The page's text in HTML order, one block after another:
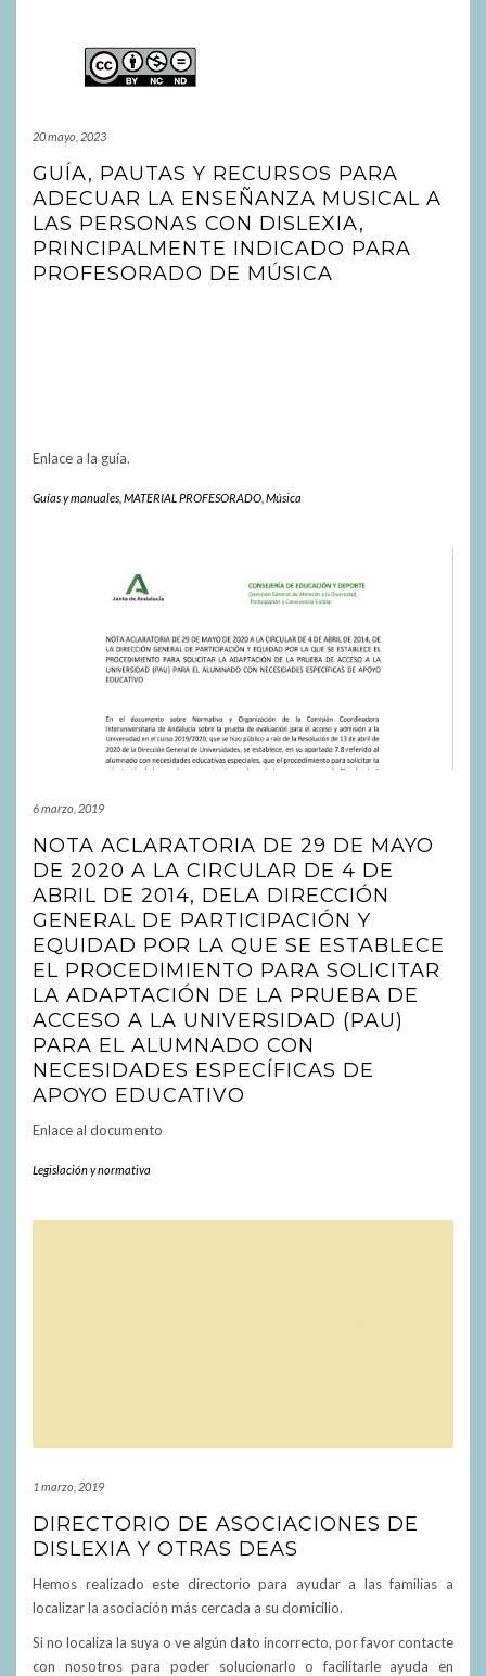
20 mayo, 2023
GUÍA, PAUTAS Y RECURSOS PARA
ADECUAR LA ENSEÑANZA MUSICAL A
LAS PERSONAS CON DISLEXIA,
PRINCIPALMENTE INDICADO PARA
PROFESORADO DE MÚSICA
Enlace a la guía.
Guías y manuales MATERIAL PROFESORADO Música
6 marzo, 2019
NOTA ACLARATORIA DE 29 DE MAYO
DE 2020 A LA CIRCULAR DE 4 DE
ABRIL DE 2014, DELA DIRECCIÓN
GENERAL DE PARTICIPACIÓN Y
EQUIDAD POR LA QUE SE ESTABLECE
EL PROCEDIMIENTO PARA SOLICITAR
LA ADAPTACIÓN DE LA PRUEBA DE
ACCESO A LA UNIVERSIDAD (PAU)
PARA EL ALUMNADO CON
NECESIDADES ESPECÍFICAS DE
APOYO EDUCATIVO
Enlace al documento
Legislación y normativa
1 marzo, 2019
DIRECTORIO DE ASOCIACIONES DE
DISLEXIA Y OTRAS DEAS
Hemos realizado este directorio para ayudar a las familias a
localizar la asociación más cercada a su domicilio.
Si no localiza la suya o ve algún dato incorrecto, por favor contacte
con nosotros para poder solucionarlo o facilitarle ayuda en